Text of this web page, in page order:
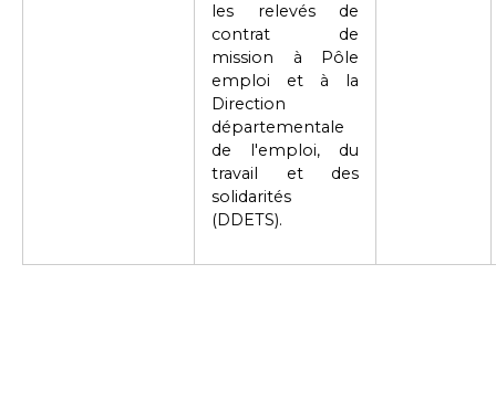
les relevés de
contrat de
mission à Pôle
emploi et à la
Direction
départementale
de l'emploi, du
travail et des
solidarités
(DDETS).